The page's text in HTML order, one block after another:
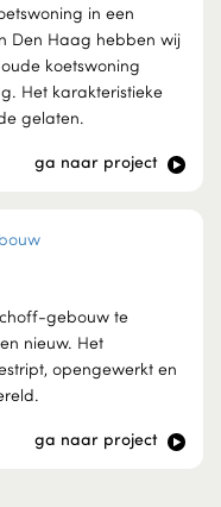
in een
Den Haag hebben wij
koetswoning
Het karakteristieke
gelaten.
ga naar project
gebouw te
nieuw. Het
opengewerkt en
ga naar project